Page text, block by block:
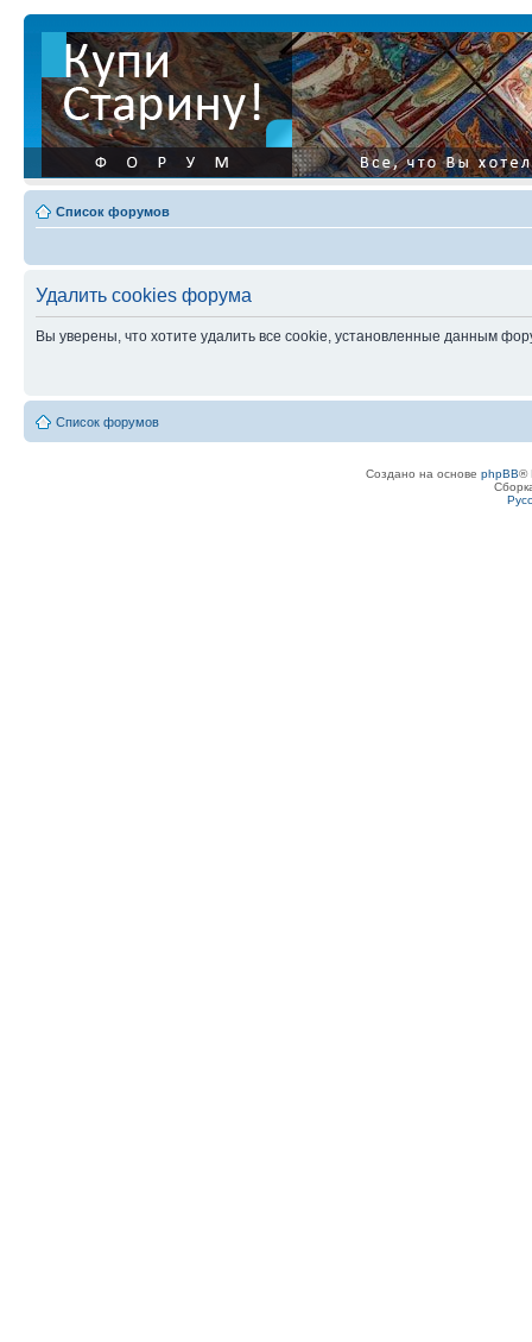
Список форумов
Удалить cookies форума
Вы уверены, что хотите удалить все cookie, установленные данным
Список форумов
Создано на основе phpBB®